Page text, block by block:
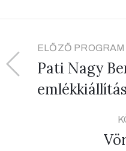
ELŐZŐ PROGRAM
Pati Nagy